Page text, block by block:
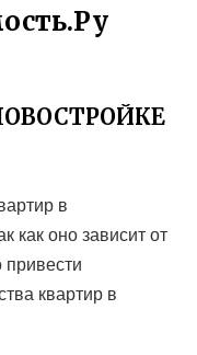
в
как оно зависит от
квартир в